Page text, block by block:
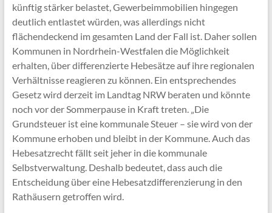
künftig stärker belastet, Gewerbeimmobilien hingegen
deutlich entlastet würden, was allerdings nicht
flächendeckend im gesamten Land der Fall ist. Daher sollen
Kommunen in Nordrhein-Westfalen die Möglichkeit
erhalten, über differenzierte Hebesätze auf ihre regionalen
Verhältnisse reagieren zu können. Ein entsprechendes
Gesetz wird derzeit im Landtag NRW beraten und könnte
noch vor der Sommerpause in Kraft treten. „Die
Grundsteuer ist eine kommunale Steuer – sie wird von der
Kommune erhoben und bleibt in der Kommune. Auch das
Hebesatzrecht fällt seit jeher in die kommunale
Selbstverwaltung. Deshalb bedeutet, dass auch die
Entscheidung über eine Hebesatzdifferenzierung in den
Rathäusern getroffen wird.